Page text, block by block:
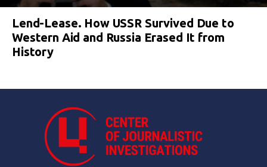
Lend-Lease. How USSR Survived Due to
Western Aid and Russia Erased It from
History